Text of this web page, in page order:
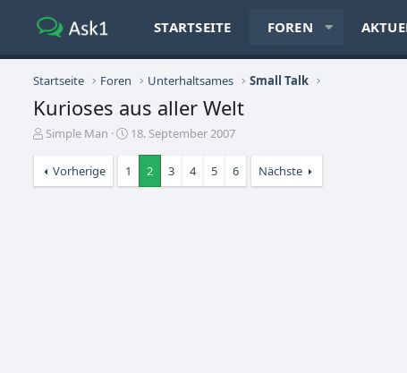
STARTSEITE FOREN
Startseite Foren Unterhaltsames Small Talk
Kurioses aus aller Welt
E
Simple Man
E18. September 2007
Vorherige 1 2 3 4 5 6 Nächste